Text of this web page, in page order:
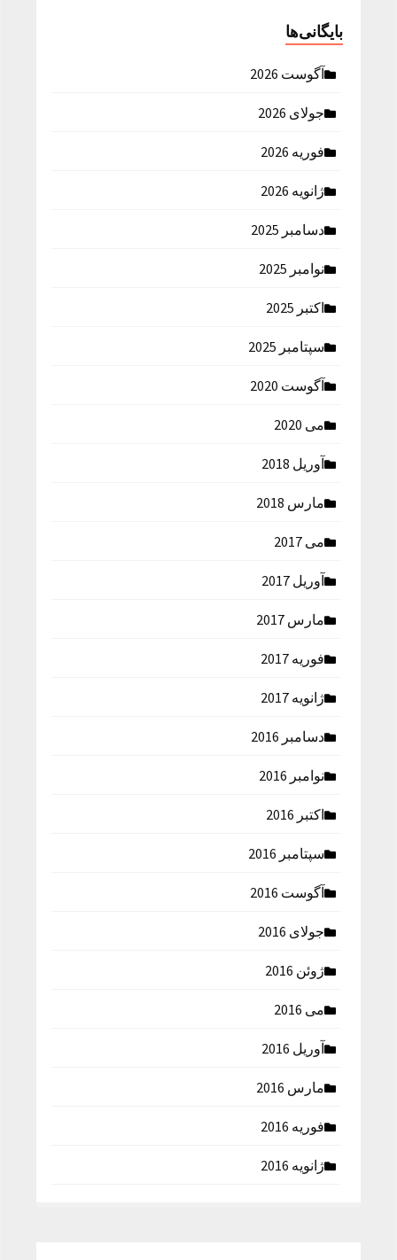
بایگانی‌ها
آگوست 2026
جولای 2026
فوریه 2026
ژانویه 2026
دسامبر 2025
نوامبر 2025
اکتبر 2025
سپتامبر 2025
آگوست 2020
می 2020
آوریل 2018
مارس 2018
می 2017
آوریل 2017
مارس 2017
فوریه 2017
ژانویه 2017
دسامبر 2016
نوامبر 2016
اکتبر 2016
سپتامبر 2016
آگوست 2016
جولای 2016
ژوئن 2016
می 2016
آوریل 2016
مارس 2016
فوریه 2016
ژانویه 2016